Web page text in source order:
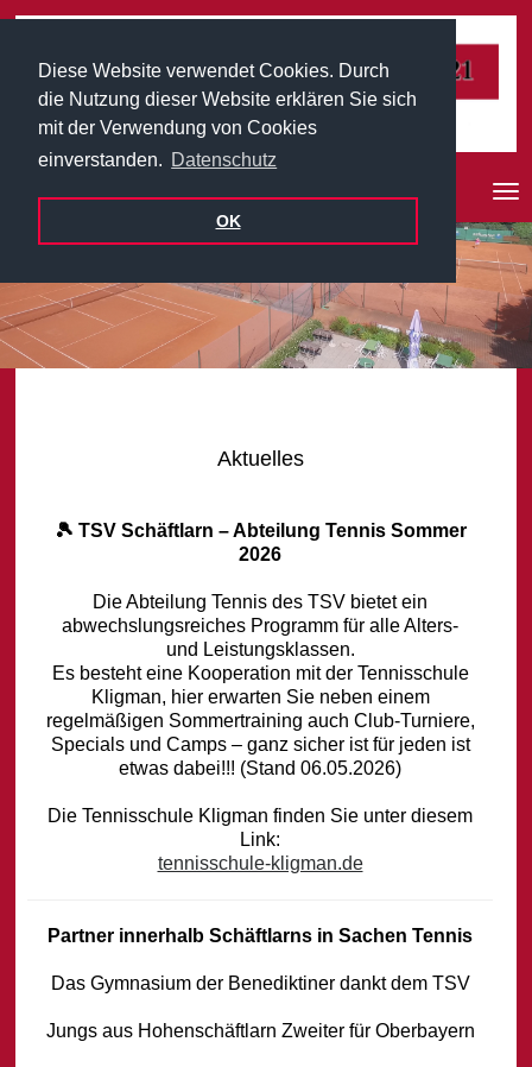
Diese Website verwendet Cookies. Durch
die Nutzung dieser Website erklären Sie sich
mit der Verwendung von Cookies
einverstanden. Datenschutz
OK
Aktuelles
🎾 TSV Schäftlarn – Abteilung Tennis Sommer
2026
Die Abteilung Tennis des TSV bietet ein
abwechslungsreiches Programm für alle Alters-
und Leistungsklassen.
Es besteht eine Kooperation mit der Tennisschule
Kligman, hier erwarten Sie neben einem
regelmäßigen Sommertraining auch Club-Turniere,
Specials und Camps – ganz sicher ist für jeden ist
etwas dabei!!! (Stand 06.05.2026)
Die Tennisschule Kligman finden Sie unter diesem
Link:
tennisschule-kligman.de
Partner innerhalb Schäftlarns in Sachen Tennis
Das Gymnasium der Benediktiner dankt dem TSV
Jungs aus Hohenschäftlarn Zweiter für Oberbayern